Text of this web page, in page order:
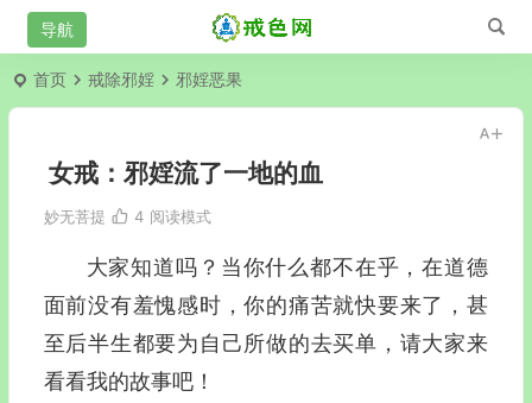
首页 戒除邪婬 邪婬恶果
女戒：邪婬流了一地的血
妙无菩提 4 阅读模式
大家知道吗？当你什么都不在乎，在道德
面前没有羞愧感时，你的痛苦就快要来了，甚
至后半生都要为自己所做的去买单，请大家来
看看我的故事吧！